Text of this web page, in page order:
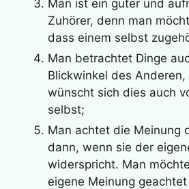
Man ist ein guter und
Zuhörer, denn man
dass einem selbst
Man betrachtet Dinge
Blickwinkel des Anderen,
wünscht sich dies auch
selbst;
Man achtet die Meinung
dann, wenn sie der
widerspricht. Man
eigene Meinung